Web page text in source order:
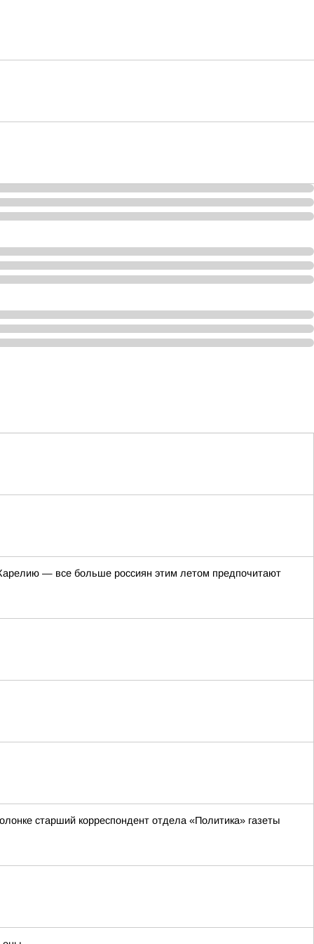
— все больше россиян этим летом предпочитают
старший корреспондент отдела «Политика» газеты